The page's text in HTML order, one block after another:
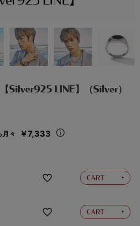
Silver925 LINE】（Silver）
月々 ￥7,333